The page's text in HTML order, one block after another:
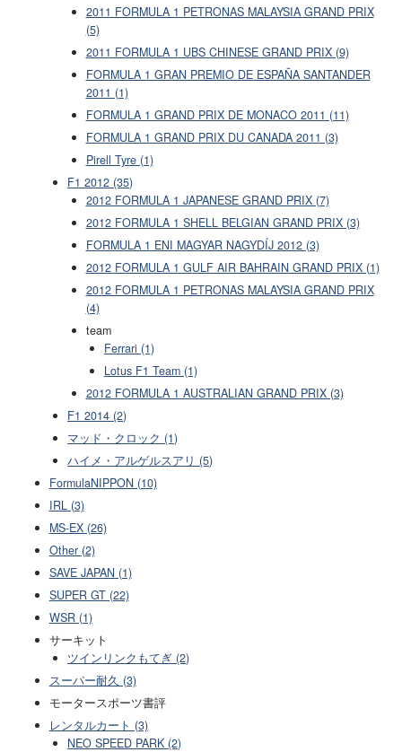
2011 FORMULA 1 PETRONAS MALAYSIA GRAND PRIX
(5)
2011 FORMULA 1 UBS CHINESE GRAND PRIX (9)
FORMULA 1 GRAN PREMIO DE ESPAÑA SANTANDER
2011 (1)
FORMULA 1 GRAND PRIX DE MONACO 2011 (11)
FORMULA 1 GRAND PRIX DU CANADA 2011 (3)
Pirell Tyre (1)
F1 2012 (35)
2012 FORMULA 1 JAPANESE GRAND PRIX (7)
2012 FORMULA 1 SHELL BELGIAN GRAND PRIX (3)
FORMULA 1 ENI MAGYAR NAGYDÍJ 2012 (3)
2012 FORMULA 1 GULF AIR BAHRAIN GRAND PRIX (1)
2012 FORMULA 1 PETRONAS MALAYSIA GRAND PRIX
(4)
team
Ferrari (1)
Lotus F1 Team (1)
2012 FORMULA 1 AUSTRALIAN GRAND PRIX (3)
F1 2014 (2)
マッド・クロック (1)
ハイメ・アルゲルスアリ (5)
FormulaNIPPON (10)
IRL (3)
MS-EX (26)
Other (2)
SAVE JAPAN (1)
SUPER GT (22)
WSR (1)
サーキット
ツインリンクもてぎ (2)
スーパー耐久 (3)
モータースポーツ書評
レンタルカート (3)
NEO SPEED PARK (2)